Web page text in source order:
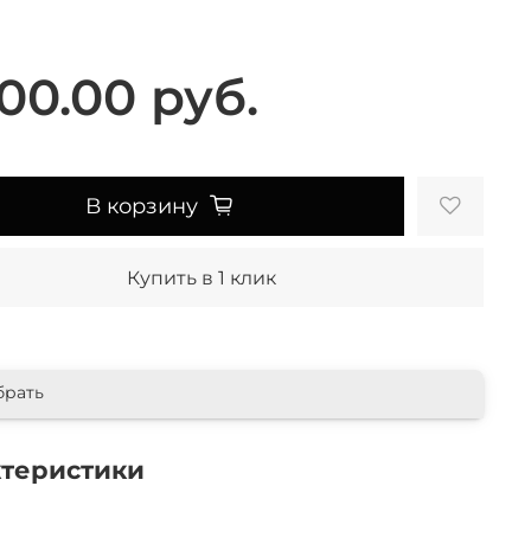
руб.
В корзину
Купить в 1 клик